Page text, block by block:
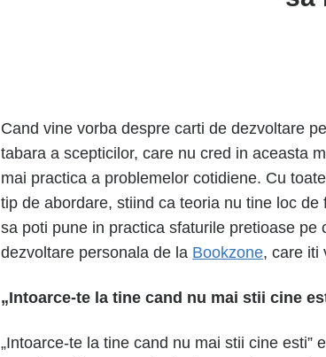
Cand vine vorba despre carti de dezvoltare
tabara a scepticilor, care nu cred in aceasta
mai practica a problemelor cotidiene. Cu
tip de abordare, stiind ca teoria nu tine loc
sa poti pune in practica sfaturile pretioase
dezvoltare personala de la Bookzone, care iti
„Intoarce-te la tine cand nu mai stii cine
„Intoarce-te la tine cand nu mai stii cine